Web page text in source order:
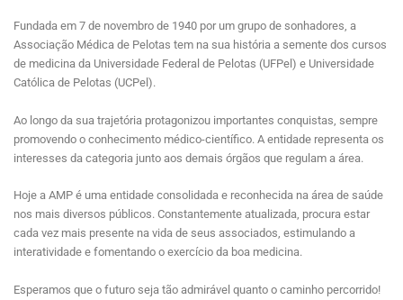
Fundada em 7 de novembro de 1940 por um grupo de sonhadores, a
Associação Médica de Pelotas tem na sua história a semente dos cursos
de medicina da Universidade Federal de Pelotas (UFPel) e Universidade
Católica de Pelotas (UCPel).
Ao longo da sua trajetória protagonizou importantes conquistas, sempre
promovendo o conhecimento médico-científico. A entidade representa os
interesses da categoria junto aos demais órgãos que regulam a área.
Hoje a AMP é uma entidade consolidada e reconhecida na área de saúde
nos mais diversos públicos. Constantemente atualizada, procura estar
cada vez mais presente na vida de seus associados, estimulando a
interatividade e fomentando o exercício da boa medicina.
Esperamos que o futuro seja tão admirável quanto o caminho percorrido!